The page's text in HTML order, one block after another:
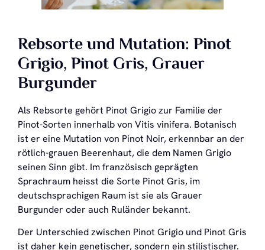
Rebsorte und Mutation: Pinot
Grigio, Pinot Gris, Grauer
Burgunder
Als Rebsorte gehört Pinot Grigio zur Familie der
Pinot-Sorten innerhalb von Vitis vinifera. Botanisch
ist er eine Mutation von Pinot Noir, erkennbar an der
rötlich-grauen Beerenhaut, die dem Namen Grigio
seinen Sinn gibt. Im französisch geprägten
Sprachraum heisst die Sorte Pinot Gris, im
deutschsprachigen Raum ist sie als Grauer
Burgunder oder auch Ruländer bekannt.
Der Unterschied zwischen Pinot Grigio und Pinot Gris
ist daher kein genetischer, sondern ein stilistischer.